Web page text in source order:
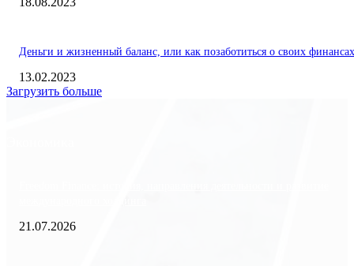
Деньги и жизненный баланс, или как позаботиться о своих финансах
13.02.2023
Загрузить больше
21.07.2026